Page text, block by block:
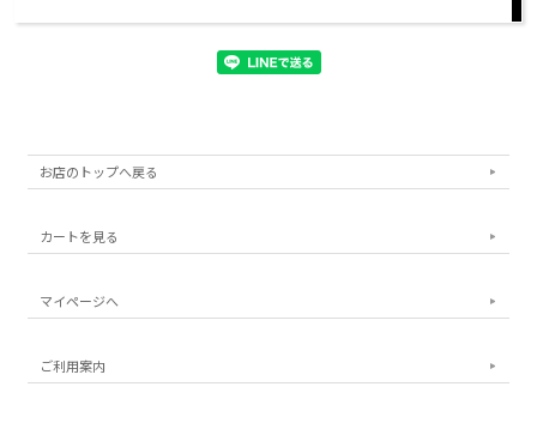
お店のトップへ戻る
カートを見る
マイページへ
ご利用案内